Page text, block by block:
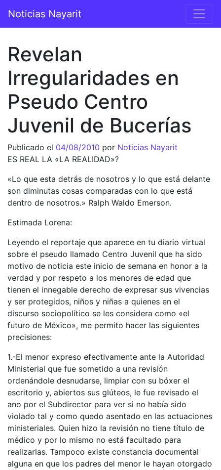
Navegación principal
Noticias Nayarit
Revelan
Irregularidades en
Pseudo Centro
Juvenil de Bucerías
Publicado el 04/08/2010 por Noticias Nayarit
ES REAL LA «LA REALIDAD»?
«Lo que esta detrás de nosotros y lo que está delante
son diminutas cosas comparadas con lo que está
dentro de nosotros.» Ralph Waldo Emerson.
Estimada Lorena:
Leyendo el reportaje que aparece en tu diario virtual
sobre el pseudo llamado Centro Juvenil que ha sido
motivo de noticia este inicio de semana en honor a la
verdad y por respeto a los menores de edad que
tienen el innegable derecho de expresar sus vivencias
y ser protegidos, niños y niñas a quienes en el
discurso sociopolítico se les considera como «el
futuro de México», me permito hacer las siguientes
precisiones:
1.-El menor expreso efectivamente ante la Autoridad
Ministerial que fue sometido a una revisión
ordenándole desnudarse, limpiar con su bóxer el
escritorio y, abiertos sus glúteos, le fue revisado el
ano por el Subdirector para ver si no había sido
violado tal y como quedo asentado en las actuaciones
ministeriales. Quien hizo la revisión no tiene título de
médico y por lo mismo no está facultado para
realizarlas. Tampoco existe constancia documental
alguna en que los padres del menor le hayan otorgado